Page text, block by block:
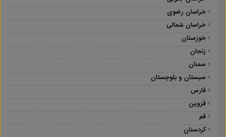
خراسان رضوی
خراسان شمالی
خوزستان
زنجان
سمنان
سیستان و بلوچستان
فارس
قزوین
قم
کردستان